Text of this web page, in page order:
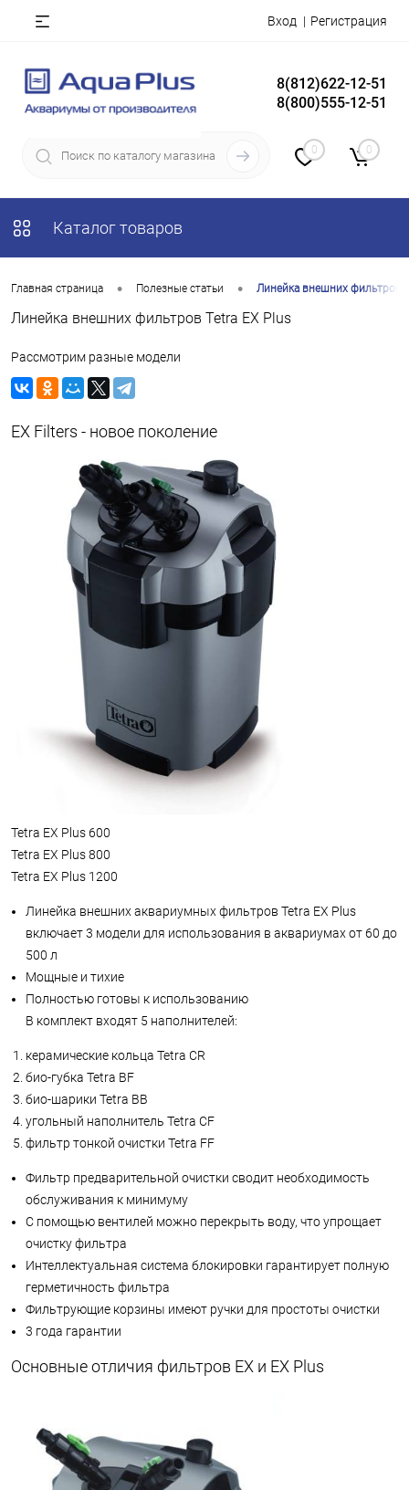
Вход Регистрация
8(812)622-12-51
8(800)555-12-51
0 0
Каталог товаров
Главная страница • Полезные статьи • Линейка внешних фильтров
Линейка внешних фильтров Tetra EX Plus
Рассмотрим разные модели
EX Filters - новое поколение
Tetra EX Plus 600
Tetra EX Plus 800
Tetra EX Plus 1200
Линейка внешних аквариумных фильтров Tetra EX Plus
включает 3 модели для использования в аквариумах от 60 до
500 л
Мощные и тихие
Полностью готовы к использованию
В комплект входят 5 наполнителей:
керамические кольца Tetra CR
био-губка Tetra BF
био-шарики Tetra BB
угольный наполнитель Tetra CF
фильтр тонкой очистки Tetra FF
Фильтр предварительной очистки сводит необходимость
обслуживания к минимуму
С помощью вентилей можно перекрыть воду, что упрощает
очистку фильтра
Интеллектуальная система блокировки гарантирует полную
герметичность фильтра
Фильтрующие корзины имеют ручки для простоты очистки
3 года гарантии
Основные отличия фильтров EX и EX Plus